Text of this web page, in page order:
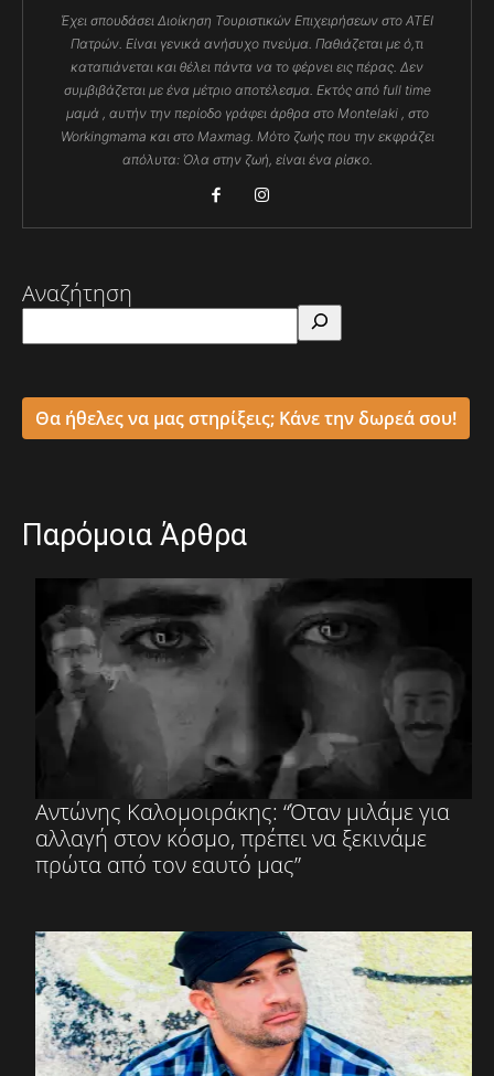
Έχει σπουδάσει Διοίκηση Τουριστικών Επιχειρήσεων στο ΑΤΕΙ
Πατρών. Είναι γενικά ανήσυχο πνεύμα. Παθιάζεται με ό,τι
καταπιάνεται και θέλει πάντα να το φέρνει εις πέρας. Δεν
συμβιβάζεται με ένα μέτριο αποτέλεσμα. Εκτός από full time
μαμά , αυτήν την περίοδο γράφει άρθρα στο Montelaki , στο
Workingmama και στο Maxmag. Μότο ζωής που την εκφράζει
απόλυτα: Όλα στην ζωή, είναι ένα ρίσκο.
Αναζήτηση
Θα ήθελες να μας στηρίξεις; Κάνε την δωρεά σου!
Παρόμοια Άρθρα
Αντώνης Καλομοιράκης: “Όταν μιλάμε για
αλλαγή στον κόσμο, πρέπει να ξεκινάμε
πρώτα από τον εαυτό μας”